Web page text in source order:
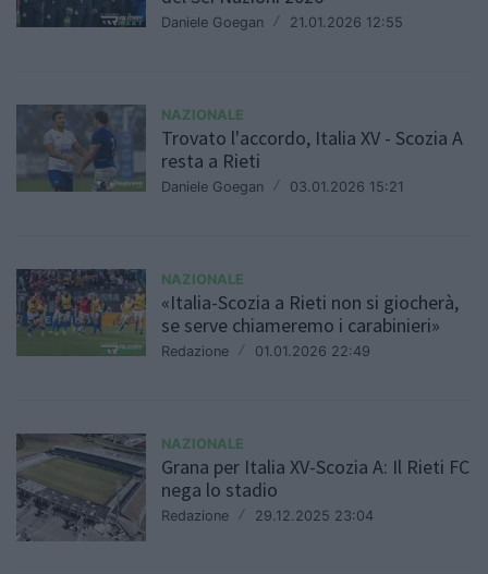
Daniele Goegan / 21.01.2026 12:55
NAZIONALE
Trovato l'accordo, Italia XV - Scozia A
resta a Rieti
Daniele Goegan / 03.01.2026 15:21
NAZIONALE
«Italia-Scozia a Rieti non si giocherà,
se serve chiameremo i carabinieri»
Redazione / 01.01.2026 22:49
NAZIONALE
Grana per Italia XV-Scozia A: Il Rieti FC
nega lo stadio
Redazione / 29.12.2025 23:04